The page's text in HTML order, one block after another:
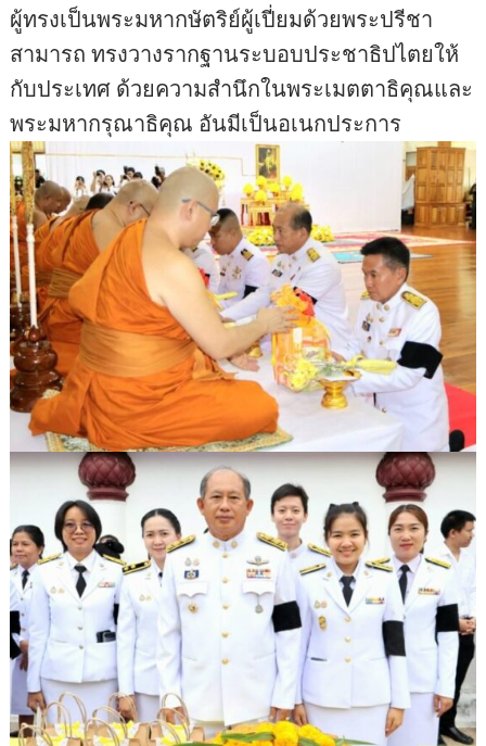
ผู้ทรงเป็นพระมหากษัตริย์ผู้เปี่ยมด้วยพระปรีชา
สามารถ ทรงวางรากฐานระบอบประชาธิปไตยให้
กับประเทศ ด้วยความสำนึกในพระเมตตาธิคุณและ
พระมหากรุณาธิคุณ อันมีเป็นอเนกประการ